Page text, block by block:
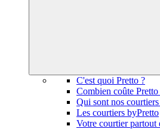
C'est quoi Pretto ?
Combien coûte Pretto
Qui sont nos courtiers
Les courtiers byPretto
Votre courtier partout